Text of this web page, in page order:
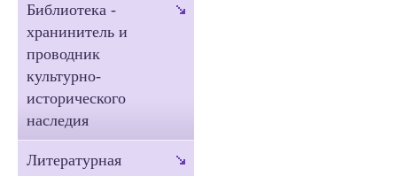
Библиотека -
хранинитель и
проводник
культурно-
исторического
наследия
Литературная